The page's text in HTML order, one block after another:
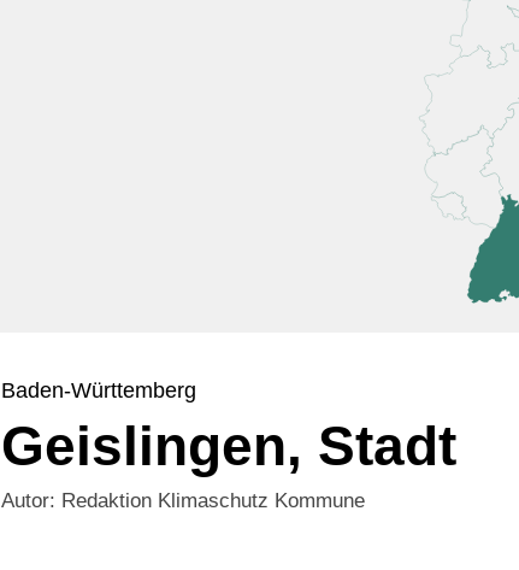
Baden-Württemberg
Geislingen, Stadt
Autor: Redaktion Klimaschutz Kommune